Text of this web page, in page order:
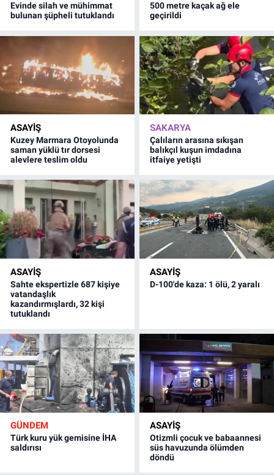
Evinde silah ve mühimmat
bulunan şüpheli tutuklandı
500 metre kaçak ağ ele
geçirildi
ASAYİŞ
Kuzey Marmara Otoyolunda
saman yüklü tır dorsesi
alevlere teslim oldu
SAKARYA
Çalıların arasına sıkışan
balıkçıl kuşun imdadına
itfaiye yetişti
ASAYİŞ
Sahte ekspertizle 687 kişiye
vatandaşlık
kazandırmışlardı, 32 kişi
tutuklandı
ASAYİŞ
D-100'de kaza: 1 ölü, 2 yaralı
GÜNDEM
Türk kuru yük gemisine İHA
saldırısı
ASAYİŞ
Otizmli çocuk ve babaannesi
süs havuzunda ölümden
döndü